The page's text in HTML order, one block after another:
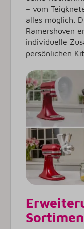
– vom
alles möglich.
Ramershoven
individuelle
persönlichen